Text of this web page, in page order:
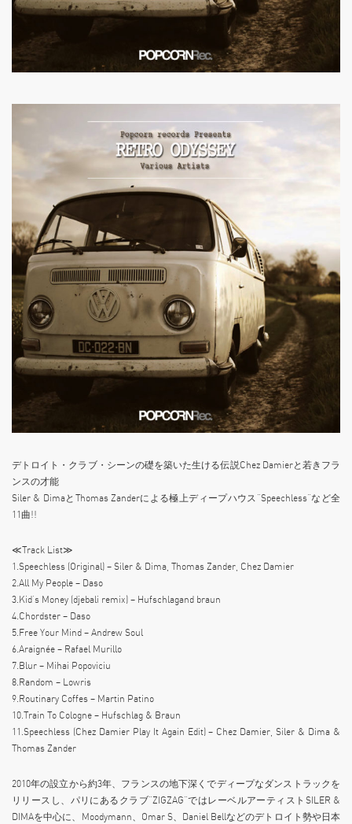
デトロイト・クラブ・シーンの礎を築いた生ける伝説Chez Damierと若きフラ
ンスの才能
Siler & DimaとThomas Zanderによる極上ディープハウス“Speechless”など全
11曲!!
≪Track List≫
1.Speechless (Original) – Siler & Dima, Thomas Zander, Chez Damier
2.All My People – Daso
3.Kid’s Money (djebali remix) – Hufschlagand braun
4.Chordster – Daso
5.Free Your Mind – Andrew Soul
6.Araignée – Rafael Murillo
7.Blur – Mihai Popoviciu
8.Random – Lowris
9.Routinary Coffes – Martin Patino
10.Train To Cologne – Hufschlag & Braun
11.Speechless (Chez Damier Play It Again Edit) – Chez Damier, Siler & Dima &
Thomas Zander
2010年の設立から約3年、フランスの地下深くでディープなダンストラックを
リリースし、パリにあるクラブ”ZIGZAG”ではレーベルアーティストSILER &
DIMAを中心に、Moodymann、Omar S、Daniel Bellなどのデトロイト勢や日本